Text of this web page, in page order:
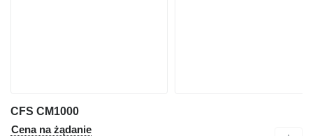
CFS CM1000
Cena na żądanie